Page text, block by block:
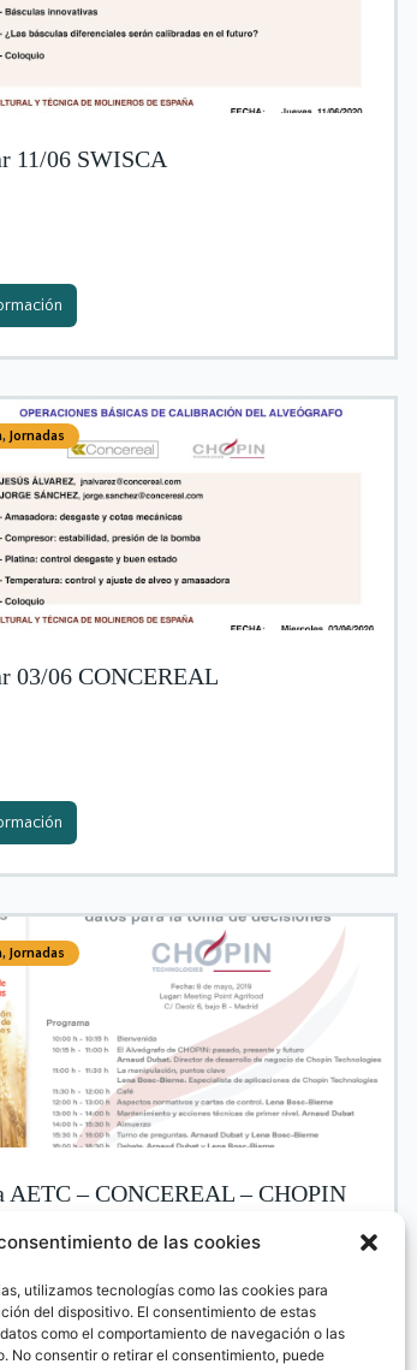
de las cookies
utilizamos tecnologías como las cookies para
del dispositivo. El consentimiento de estas
como el comportamiento de navegación o las
No consentir o retirar el consentimiento, puede
11/06 SWISCA
, Jornadas
03/06 CONCEREAL
, Jornadas
AETC – CONCEREAL – CHOPIN